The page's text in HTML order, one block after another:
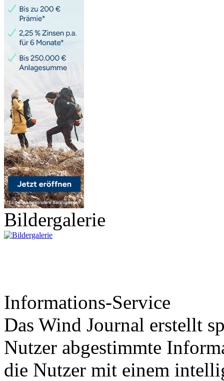
Bildergalerie
Informations-Service
Das Wind Journal erstellt
Nutzer abgestimmte
die Nutzer mit einem